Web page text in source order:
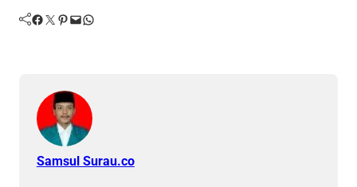
Facebook Twitter Pinterest Mail WhatsApp
Samsul Surau.co